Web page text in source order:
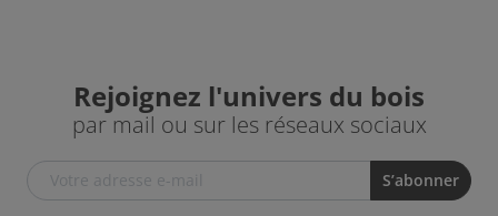
Rejoignez l'univers du bois
par mail ou sur les réseaux sociaux